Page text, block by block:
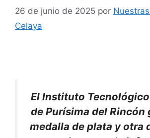
26 de junio de 2025 por
Celaya
El Instituto
de Purísima del Rincón
medalla de plata y otra